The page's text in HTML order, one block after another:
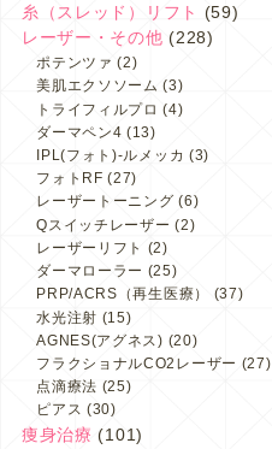
糸（スレッド）リフト
(59)
レーザー・その他 (228)
ポテンツァ (2)
美肌エクソソーム (3)
トライフィルプロ (4)
ダーマペン4 (13)
IPL(フォト)-ルメッカ (3)
フォトRF (27)
レーザートーニング (6)
Qスイッチレーザー (2)
レーザーリフト (2)
ダーマローラー (25)
PRP/ACRS（再生医療）
(37)
水光注射 (15)
AGNES(アグネス) (20)
フラクショナルCO2レーザー (27)
点滴療法 (25)
ピアス (30)
痩身治療 (101)